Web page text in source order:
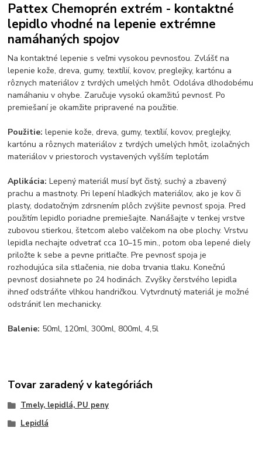
Pattex Chemoprén extrém - kontaktné
lepidlo vhodné na lepenie extrémne
namáhaných spojov
Na kontaktné lepenie s veľmi vysokou pevnosťou. Zvlášť na
lepenie kože, dreva, gumy, textílií, kovov, preglejky, kartónu a
rôznych materiálov z tvrdých umelých hmôt. Odoláva dlhodobému
namáhaniu v ohybe. Zaručuje vysokú okamžitú pevnosť. Po
premiešaní je okamžite pripravené na použitie.
Použitie: lepenie kože, dreva, gumy, textílií, kovov, preglejky,
kartónu a rôznych materiálov z tvrdých umelých hmôt, izolačných
materiálov v priestoroch vystavených vyšším teplotám
Aplikácia: Lepený materiál musí byť čistý, suchý a zbavený
prachu a mastnoty. Pri lepení hladkých materiálov, ako je kov či
plasty, dodatočným zdrsnením plôch zvýšite pevnosť spoja. Pred
použitím lepidlo poriadne premiešajte. Nanášajte v tenkej vrstve
zubovou stierkou, štetcom alebo valčekom na obe plochy. Vrstvu
lepidla nechajte odvetrať cca 10–15 min., potom oba lepené diely
priložte k sebe a pevne pritlačte. Pre pevnosť spoja je
rozhodujúca sila stlačenia, nie doba trvania tlaku. Konečnú
pevnosť dosiahnete po 24 hodinách. Zvyšky čerstvého lepidla
ihneď odstráňte vlhkou handričkou. Vytvrdnutý materiál je možné
odstrániť len mechanicky.
Balenie: 50ml, 120ml, 300ml, 800ml, 4,5l
Tovar zaradený v kategóriách
Tmely, lepidlá, PU peny
Lepidlá